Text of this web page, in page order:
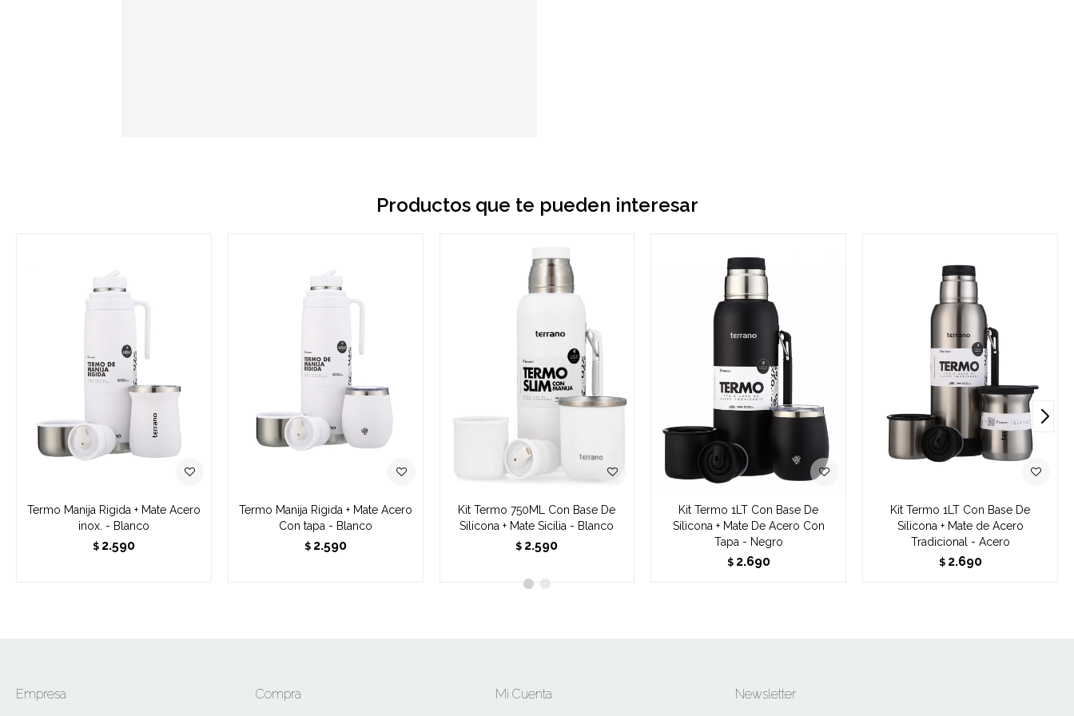
Productos que te pueden interesar
Termo Manija Rigida + Mate Acero
inox. - Blanco
$ 2.590
Termo Manija Rigida + Mate Acero
Con tapa - Blanco
$ 2.590
Kit Termo 750ML Con Base De
Silicona + Mate Sicilia - Blanco
$ 2.590
Kit Termo 1LT Con Base De
Silicona + Mate De Acero Con
Tapa - Negro
$ 2.690
Kit Termo 1LT Con Base De
Silicona + Mate de Acero
Tradicional - Acero
$ 2.690
Empresa Compra Mi Cuenta Newsletter